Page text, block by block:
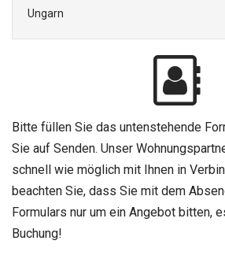
Ungarn
Bitte füllen Sie das untenstehende
Sie auf Senden. Unser
schnell wie möglich mit Ihnen in
beachten Sie, dass Sie mit dem
Formulars nur um ein Angebot bitten,
Buchung!